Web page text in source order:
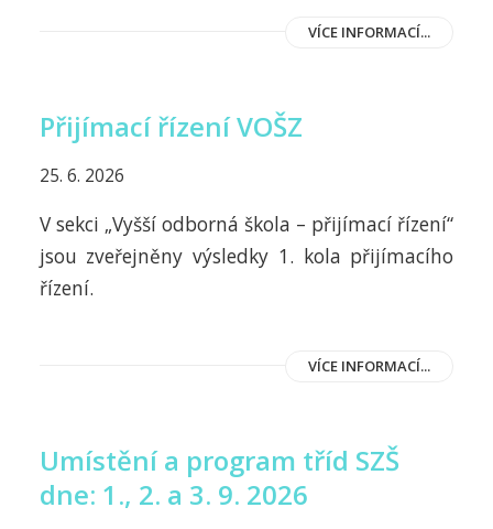
VÍCE INFORMACÍ...
Přijímací řízení VOŠZ
25. 6. 2026
V sekci „Vyšší odborná škola – přijímací řízení“
jsou zveřejněny výsledky 1. kola přijímacího
řízení.
VÍCE INFORMACÍ...
Umístění a program tříd SZŠ
dne: 1., 2. a 3. 9. 2026